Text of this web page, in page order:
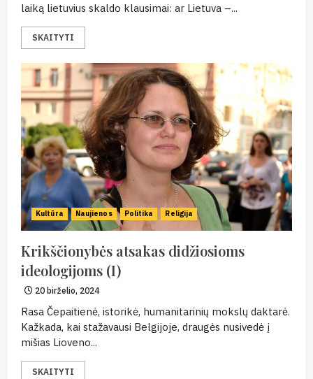
laiką lietuvius skaldo klausimai: ar Lietuva –...
SKAITYTI
Kultūra Naujienos Politika Religija
Krikščionybės atsakas didžiosioms
ideologijoms (I)
20 birželio, 2024
Rasa Čepaitienė, istorikė, humanitarinių mokslų daktarė.
Kažkada, kai stažavausi Belgijoje, draugės nusivedė į
mišias Lioveno...
SKAITYTI